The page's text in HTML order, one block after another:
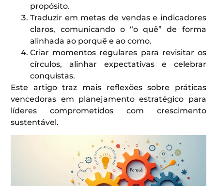
propósito.
Traduzir em metas de vendas e indicadores
claros, comunicando o “o quê” de forma
alinhada ao porquê e ao como.
Criar momentos regulares para revisitar os
círculos, alinhar expectativas e celebrar
conquistas.
Este artigo traz mais reflexões sobre práticas
vencedoras em planejamento estratégico para
líderes comprometidos com crescimento
sustentável.